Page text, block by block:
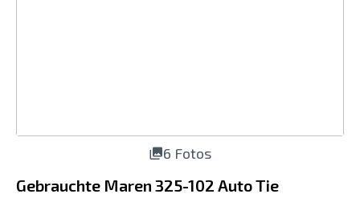
6 Fotos
Gebrauchte Maren 325-102 Auto Tie